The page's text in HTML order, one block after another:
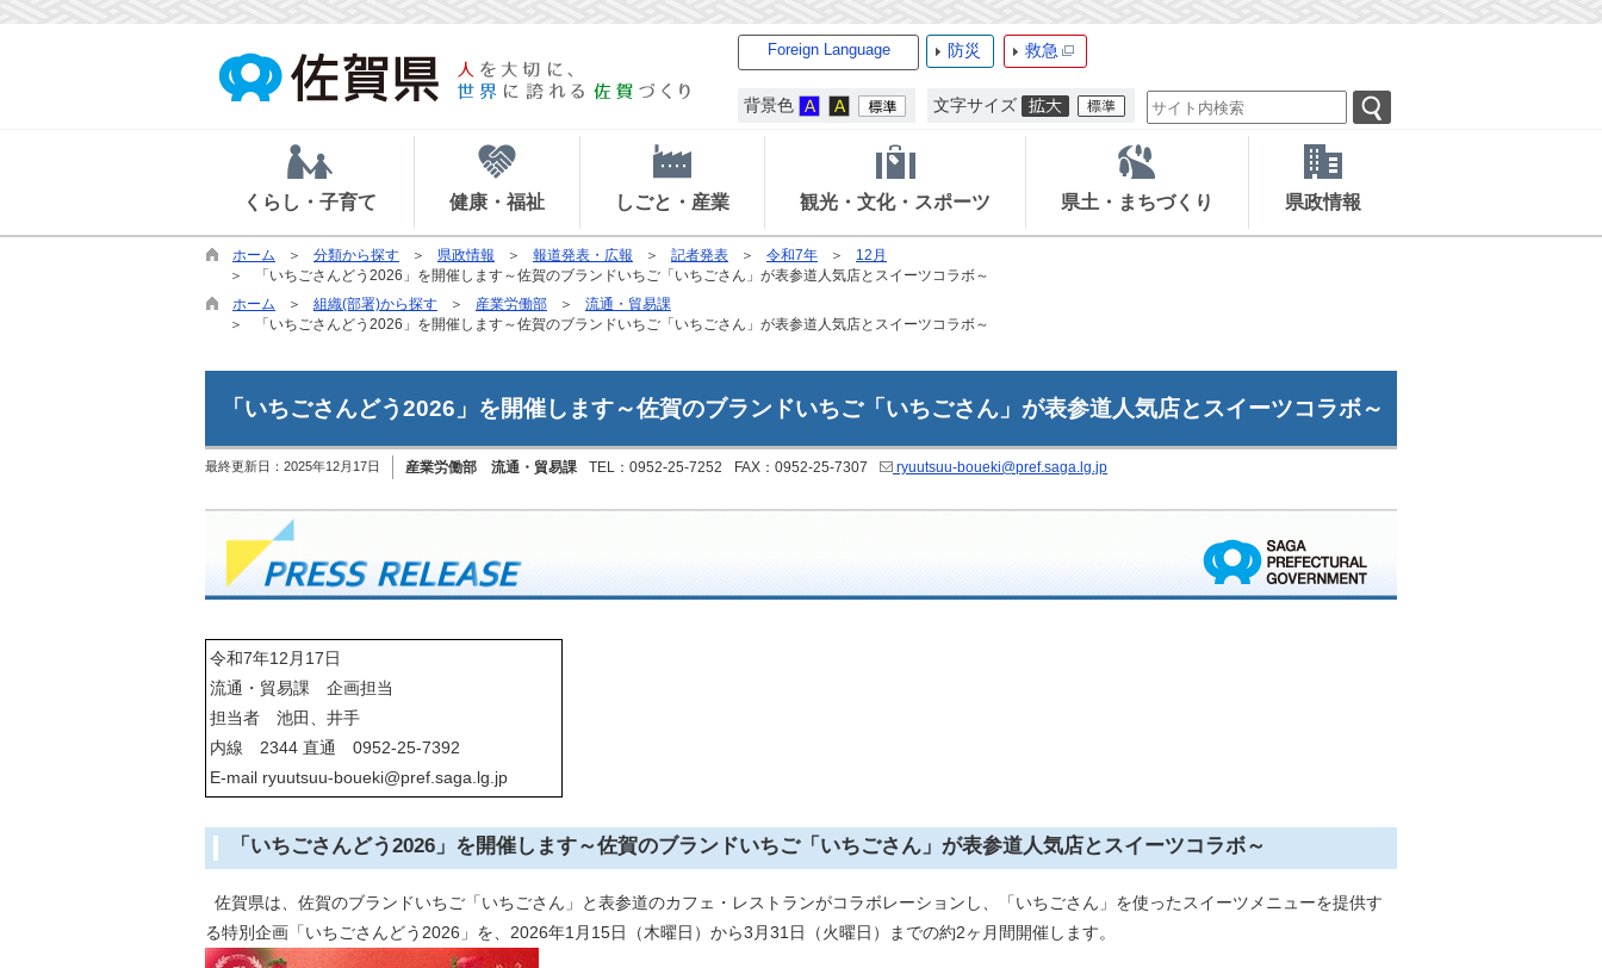
Foreign Language 防災 救急
背景色 文字サイズ
くらし・子育て 健康・福祉 しごと・産業 観光・文化・スポーツ 県土・まちづくり 県政情報
ホーム 分類から探す 県政情報 報道発表・広報 記者発表 令和7年
12月
「いちごさんどう2026」を開催します～佐賀のブランドいちご「いちごさん」が表参道人気店とスイーツコラボ～
ホーム
組織(部署)から探す 産業労働部
流通・貿易課
「いちごさんどう2026」を開催します～佐賀のブランドいちご「いちごさん」が表参道人気店とスイーツコラボ～
「いちごさんどう2026」を開催します～佐賀のブランドいちご「いちごさん」が表参道人気店とスイーツコラボ～
最終更新日： 2025年12月17日 産業労働部 流通・貿易課 TEL：0952-25-7252 FAX：0952-25-7307 ryuutsuu-boueki@pref.saga.lg.jp
令和7年12月17日
流通・貿易課 企画担当
担当者 池田、井手
内線 2344 直通 0952-25-7392
E-mail ryuutsuu-boueki@pref.saga.lg.jp
「いちごさんどう2026」を開催します～佐賀のブランドいちご「いちごさん」が表参道人気店とスイーツコラボ～
佐賀県は、佐賀のブランドいちご「いちごさん」と表参道のカフェ・レストランがコラボレーションし、「いちごさん」を使ったスイーツメニューを提供す
る特別企画「いちごさんどう2026」を、2026年1月15日（木曜日）から3月31日（火曜日）までの約2ヶ月間開催します。